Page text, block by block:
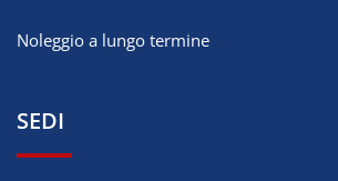
Noleggio a lungo termine
SEDI